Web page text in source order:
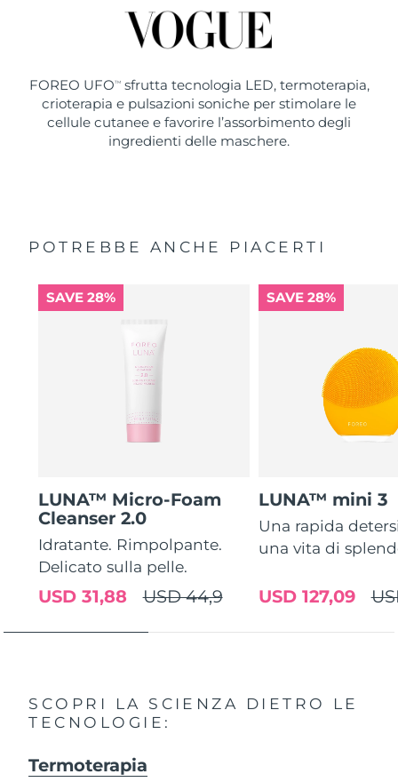
FOREO UFO TMsfrutta tecnologia LED, termoterapia,
crioterapia e pulsazioni soniche per stimolare le
cellule cutanee e favorire l’assorbimento degli
ingredienti delle maschere.
POTREBBE ANCHE PIACERTI
SAVE 28%
LUNA™ Micro-Foam
Cleanser 2.0
Idratante. Rimpolpante.
Delicato sulla pelle.
USD 44,9
USD 31,88
SAVE 28%
LUNA™ mini 3
Una rapida
una vita di
USD 127,09
SCOPRI LA SCIENZA DIETRO LE
TECNOLOGIE:
Termoterapia